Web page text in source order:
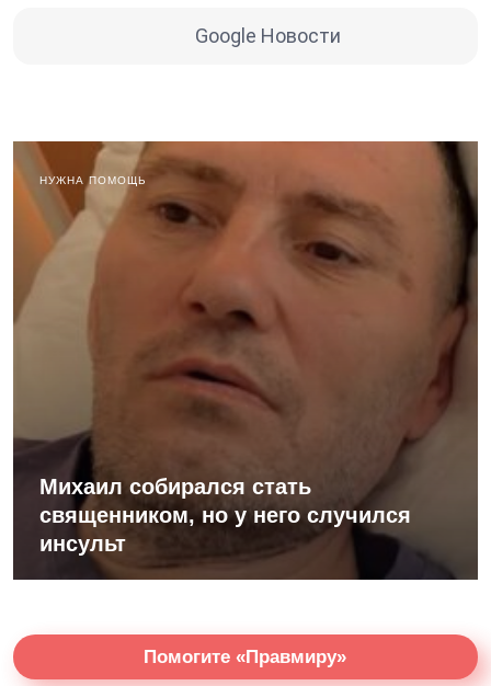
Google Новости
НУЖНА ПОМОЩЬ
Михаил собирался стать
священником, но у него случился
инсульт
Помогите «Правмиру»